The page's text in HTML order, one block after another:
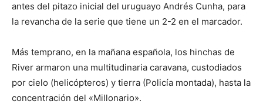
antes del pitazo inicial del uruguayo Andrés Cunha, para
la revancha de la serie que tiene un 2-2 en el marcador.
Más temprano, en la mañana española, los hinchas de
River armaron una multitudinaria caravana, custodiados
por cielo (helicópteros) y tierra (Policía montada), hasta la
concentración del «Millonario».